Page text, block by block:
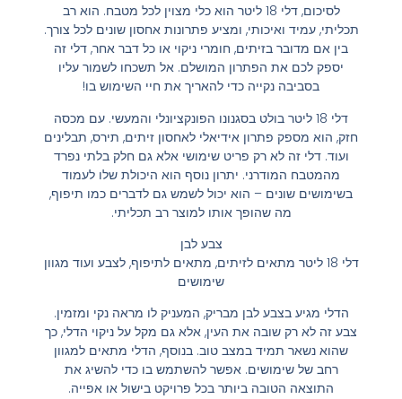
לסיכום, דלי 18 ליטר הוא כלי מצוין לכל מטבח. הוא רב
תכליתי, עמיד ואיכותי, ומציע פתרונות אחסון שונים לכל צורך.
בין אם מדובר בזיתים, חומרי ניקוי או כל דבר אחר, דלי זה
יספק לכם את הפתרון המושלם. אל תשכחו לשמור עליו
בסביבה נקייה כדי להאריך את חיי השימוש בו!
דלי 18 ליטר בולט בסגנונו הפונקציונלי והמעשי. עם מכסה
חזק, הוא מספק פתרון אידיאלי לאחסון זיתים, תירס, תבלינים
ועוד. דלי זה לא רק פריט שימושי אלא גם חלק בלתי נפרד
מהמטבח המודרני. יתרון נוסף הוא היכולת שלו לעמוד
בשימושים שונים – הוא יכול לשמש גם לדברים כמו תיפוף,
מה שהופך אותו למוצר רב תכליתי.
צבע לבן
דלי 18 ליטר מתאים לזיתים, מתאים לתיפוף, לצבע ועוד מגוון
שימושים
הדלי מגיע בצבע לבן מבריק, המעניק לו מראה נקי ומזמין.
צבע זה לא רק שובה את העין, אלא גם מקל על ניקוי הדלי, כך
שהוא נשאר תמיד במצב טוב. בנוסף, הדלי מתאים למגוון
רחב של שימושים. אפשר להשתמש בו כדי להשיג את
התוצאה הטובה ביותר בכל פרויקט בישול או אפייה.